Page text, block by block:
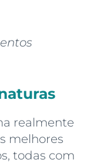
realmente
melhores
todas com